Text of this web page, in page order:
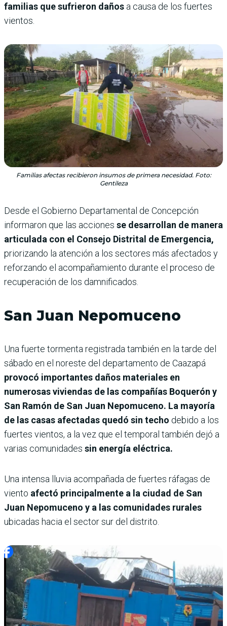
familias que sufrieron daños a causa de los fuertes
vientos.
Familias afectas recibieron insumos de primera necesidad. Foto:
Gentileza
Desde el Gobierno Departamental de Concepción
informaron que las acciones se desarrollan de manera
articulada con el Consejo Distrital de Emergencia,
priorizando la atención a los sectores más afectados y
reforzando el acompañamiento durante el proceso de
recuperación de los damnificados.
San Juan Nepomuceno
Una fuerte tormenta registrada también en la tarde del
sábado en el noreste del departamento de Caazapá
provocó importantes daños materiales en
numerosas viviendas de las compañías Boquerón y
San Ramón de San Juan Nepomuceno. La mayoría
de las casas afectadas quedó sin techo debido a los
fuertes vientos, a la vez que el temporal también dejó a
varias comunidades sin energía eléctrica.
Una intensa lluvia acompañada de fuertes ráfagas de
viento afectó principalmente a la ciudad de San
Juan Nepomuceno y a las comunidades rurales
ubicadas hacia el sector sur del distrito.